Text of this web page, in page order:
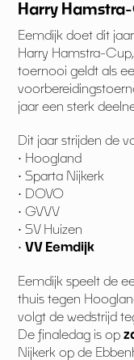
Harry
Eemdijk doet dit
Harry Hamstra-
toernooi geldt als
jaar een sterk
Dit jaar strijden de
• Hoogland
• Sparta Nijkerk
• DOVO
• GVVV
• SV Huizen
•VV Eemdijk
Eemdijk speelt de
thuis tegen
volgt de wedstrijd
De finaledag is op
Nijkerk op de